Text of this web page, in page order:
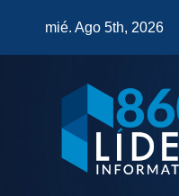
mié. Ago 5th, 2026